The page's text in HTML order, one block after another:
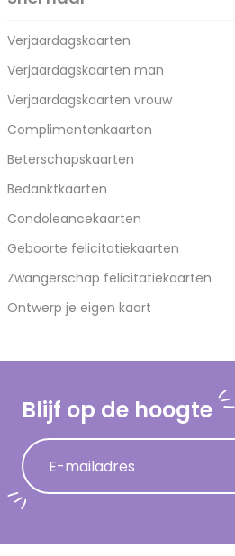
Verjaardagskaarten
Verjaardagskaarten man
Verjaardagskaarten vrouw
Complimentenkaarten
Beterschapskaarten
Bedanktkaarten
Condoleancekaarten
Geboorte felicitatiekaarten
Zwangerschap felicitatiekaarten
Ontwerp je eigen kaart
Blijf op de hoogte
E-mailadres